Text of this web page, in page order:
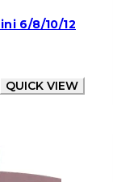
6/8/10/12
QUICK VIEW